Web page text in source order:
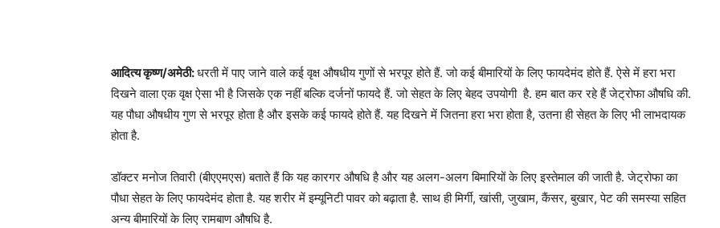
आदित्य कृष्ण/अमेठी:धरती में पाए जाने वाले कई वृक्ष औषधीय गुणों से भरपूर होते हैं. जो कई बीमारियों के लिए फायदेमंद होते हैं. ऐसे में हरा भरा
दिखने वाला एक वृक्ष ऐसा भी है जिसके एक नहीं बल्कि दर्जनों फायदे हैं. जो सेहत के लिए बेहद उपयोगी है. हम बात कर रहे हैं जेट्रोफा औषधि की.
यह पौधा औषधीय गुण से भरपूर होता है और इसके कई फायदे होते हैं. यह दिखने में जितना हरा भरा होता है, उतना ही सेहत के लिए भी लाभदायक
होता है.
डॉक्टर मनोज तिवारी (बीएएमएस) बताते हैं कि यह कारगर औषधि है और यह अलग-अलग बिमारियों के लिए इस्तेमाल की जाती है. जेट्रोफा का
पौधा सेहत के लिए फायदेमंद होता है. यह शरीर में इम्यूनिटी पावर को बढ़ाता है. साथ ही मिर्गी, खांसी, जुखाम, कैंसर, बुखार, पेट की समस्या सहित
अन्य बीमारियों के लिए रामबाण औषधि है.